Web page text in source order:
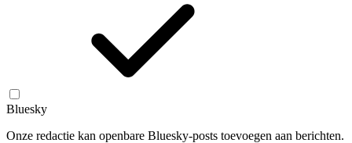
Bluesky
Onze redactie kan openbare Bluesky-posts toevoegen aan berichten.